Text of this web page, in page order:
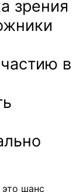
зрения
в
шанс